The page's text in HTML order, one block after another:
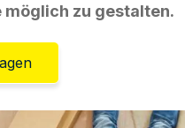
zu gestalten.